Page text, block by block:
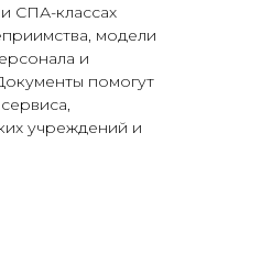
СПА-классах
модели
и
помогут
учреждений и